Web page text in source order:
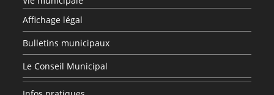
Affichage légal
Bulletins municipaux
Le Conseil Municipal